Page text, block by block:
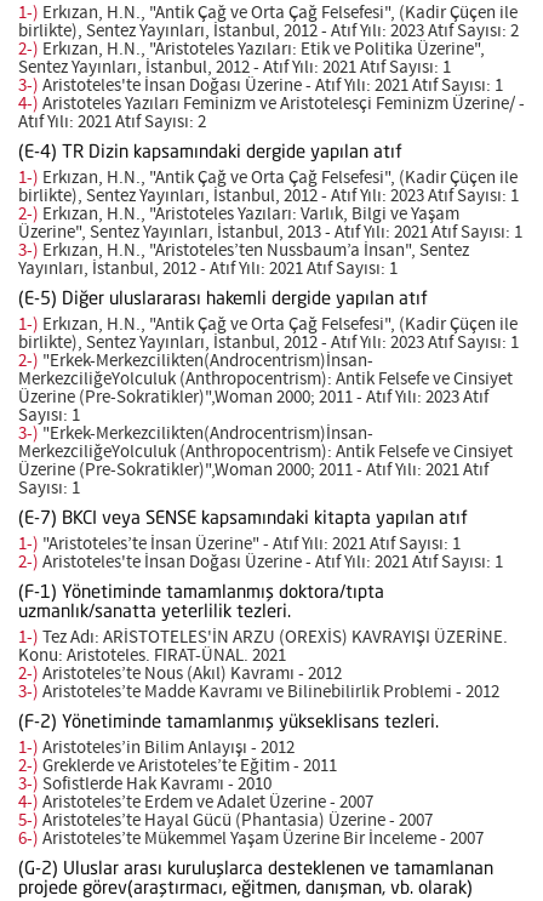
1-) Erkızan, H.N., "Antik Çağ ve Orta Çağ Felsefesi", (Kadir Çüçen ile
birlikte), Sentez Yayınları, İstanbul, 2012 - Atıf Yılı: 2023 Atıf Sayısı: 2
2-) Erkızan, H.N., "Aristoteles Yazıları: Etik ve Politika Üzerine",
Sentez Yayınları, İstanbul, 2012 - Atıf Yılı: 2021 Atıf Sayısı: 1
3-) Aristoteles'te İnsan Doğası Üzerine - Atıf Yılı: 2021 Atıf Sayısı: 1
4-) Aristoteles Yazıları Feminizm ve Aristotelesçi Feminizm Üzerine/ -
Atıf Yılı: 2021 Atıf Sayısı: 2
(E-4) TR Dizin kapsamındaki dergide yapılan atıf
1-) Erkızan, H.N., "Antik Çağ ve Orta Çağ Felsefesi", (Kadir Çüçen ile
birlikte), Sentez Yayınları, İstanbul, 2012 - Atıf Yılı: 2023 Atıf Sayısı: 1
2-) Erkızan, H.N., "Aristoteles Yazıları: Varlık, Bilgi ve Yaşam
Üzerine", Sentez Yayınları, İstanbul, 2013 - Atıf Yılı: 2021 Atıf Sayısı: 1
3-) Erkızan, H.N., "Aristoteles’ten Nussbaum’a İnsan", Sentez
Yayınları, İstanbul, 2012 - Atıf Yılı: 2021 Atıf Sayısı: 1
(E-5) Diğer uluslararası hakemli dergide yapılan atıf
1-) Erkızan, H.N., "Antik Çağ ve Orta Çağ Felsefesi", (Kadir Çüçen ile
birlikte), Sentez Yayınları, İstanbul, 2012 - Atıf Yılı: 2023 Atıf Sayısı: 1
2-) "Erkek-Merkezcilikten(Androcentrism)İnsan-
MerkezciliğeYolculuk (Anthropocentrism): Antik Felsefe ve Cinsiyet
Üzerine (Pre-Sokratikler)",Woman 2000; 2011 - Atıf Yılı: 2023 Atıf
Sayısı: 1
3-) "Erkek-Merkezcilikten(Androcentrism)İnsan-
MerkezciliğeYolculuk (Anthropocentrism): Antik Felsefe ve Cinsiyet
Üzerine (Pre-Sokratikler)",Woman 2000; 2011 - Atıf Yılı: 2021 Atıf
Sayısı: 1
(E-7) BKCI veya SENSE kapsamındaki kitapta yapılan atıf
1-) "Aristoteles’te İnsan Üzerine" - Atıf Yılı: 2021 Atıf Sayısı: 1
2-) Aristoteles'te İnsan Doğası Üzerine - Atıf Yılı: 2021 Atıf Sayısı: 1
(F-1) Yönetiminde tamamlanmış doktora/tıpta
uzmanlık/sanatta yeterlilik tezleri.
1-) Tez Adı: ARİSTOTELES'İN ARZU (OREXİS) KAVRAYIŞI ÜZERİNE.
Konu: Aristoteles. FIRAT-ÜNAL. 2021
2-) Aristoteles’te Nous (Akıl) Kavramı - 2012
3-) Aristoteles’te Madde Kavramı ve Bilinebilirlik Problemi - 2012
(F-2) Yönetiminde tamamlanmış yükseklisans tezleri.
1-) Aristoteles’in Bilim Anlayışı - 2012
2-) Greklerde ve Aristoteles’te Eğitim - 2011
3-) Sofistlerde Hak Kavramı - 2010
4-) Aristoteles’te Erdem ve Adalet Üzerine - 2007
5-) Aristoteles’te Hayal Gücü (Phantasia) Üzerine - 2007
6-) Aristoteles’te Mükemmel Yaşam Üzerine Bir İnceleme - 2007
(G-2) Uluslar arası kuruluşlarca desteklenen ve tamamlanan
projede görev(araştırmacı, eğitmen, danışman, vb. olarak)